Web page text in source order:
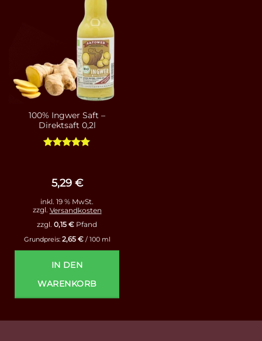
100% Ingwer Saft –
Direktsaft 0,2l
5,29 €
inkl. 19 % MwSt.
zzgl. Versandkosten
zzgl. 0,15 € Pfand
Grundpreis: 2,65 €/ 100 ml
IN DEN
WARENKORB